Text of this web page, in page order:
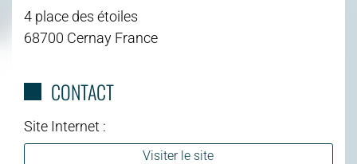
4 place des étoiles
68700 Cernay France
CONTACT
Site Internet :
Visiter le site